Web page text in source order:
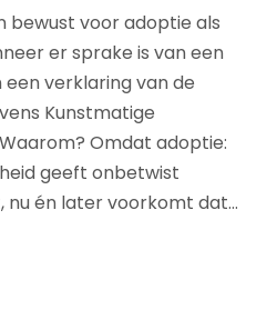
bewust voor adoptie als
er sprake is van een
verklaring van de
Kunstmatige
Omdat adoptie:
geeft onbetwist
én later voorkomt dat...